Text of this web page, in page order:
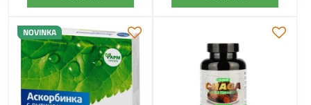
NOVINKA